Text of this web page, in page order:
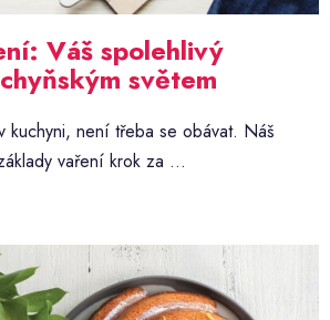
Váš spolehlivý
světem
kuchyni, není třeba se obávat. Náš
vaření krok za ...